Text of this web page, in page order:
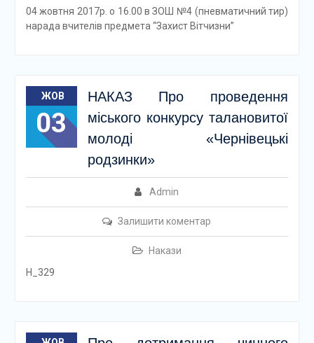
04 жовтня 2017р. о 16.00 в ЗОШ №4 (пневматичний тир)
нарада вчителів предмета “Захист Вітчизни”
ЖОВ
03
НАКАЗ Про проведення
міського конкурсу талановитої
молоді «Чернівецькі
родзинки»
Admin
Залишити коментар
Накази
Н_329